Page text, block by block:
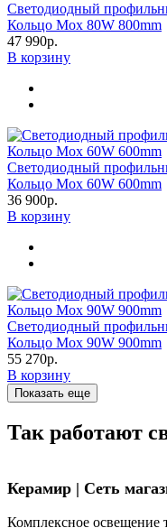
Светодиодный
Кольцо Мох 80W 800mm
47 990р.
В корзину
Светодиодный
Кольцо Мох 60W 600mm
36 900р.
В корзину
Светодиодный
Кольцо Мох 90W 900mm
55 270р.
В корзину
Показать еще
Так работают
Керамир | Сеть
Комплексное освещение